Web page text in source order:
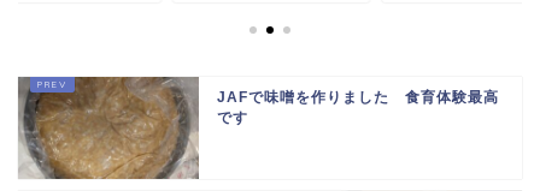
JAFで味噌を作りました 食育体験最高
です